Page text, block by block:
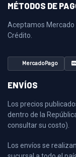
MÉTODOS DE
Aceptamos Mercado
Crédito.
MercadoPago
ENVÍOS
Los precios
dentro de la
consultar su costo).
Los envíos se